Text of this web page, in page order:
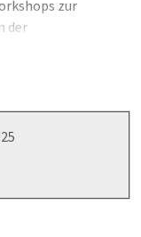
zur
der
der
werden.
für die
Gefährdungen